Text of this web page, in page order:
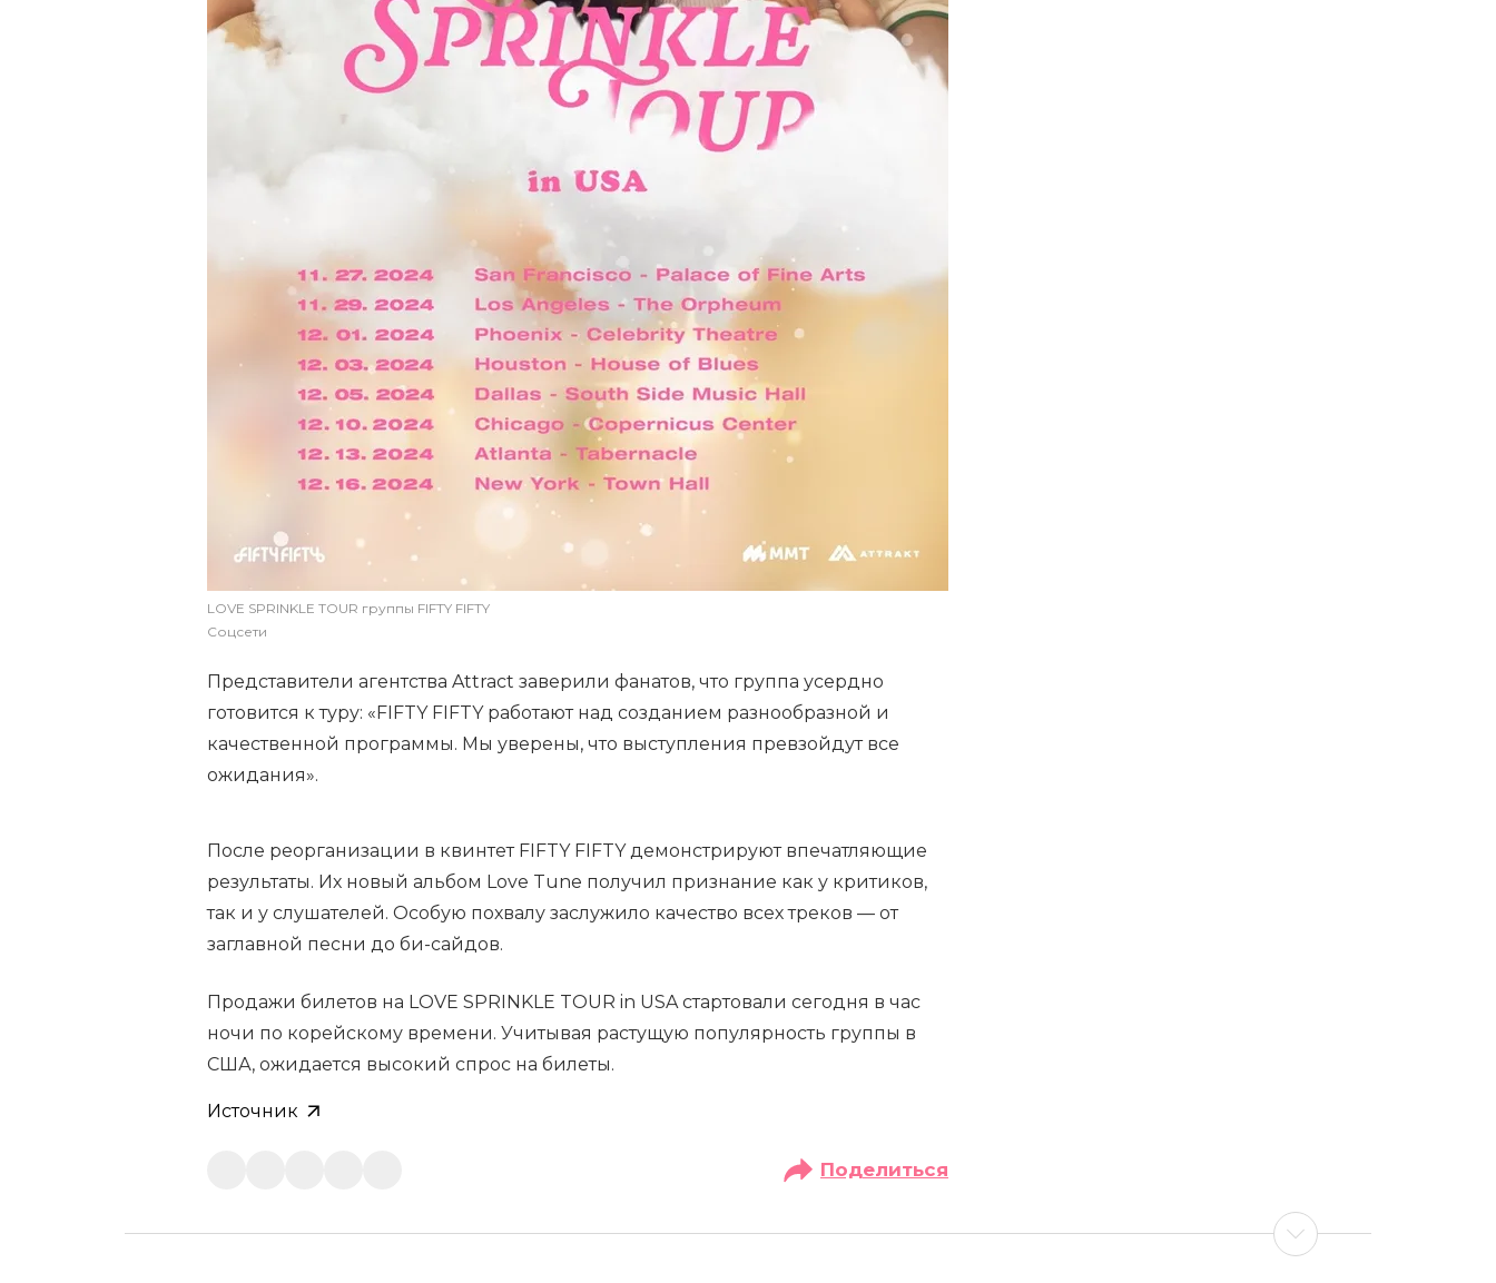
LOVE SPRINKLE TOUR группы FIFTY FIFTY
Соцсети
Представители агентства Attract заверили фанатов, что группа усердно
готовится к туру: «FIFTY FIFTY работают над созданием разнообразной и
качественной программы. Мы уверены, что выступления превзойдут все
ожидания».
После реорганизации в квинтет FIFTY FIFTY демонстрируют впечатляющие
результаты. Их новый альбом Love Tune получил признание как у критиков,
так и у слушателей. Особую похвалу заслужило качество всех треков — от
заглавной песни до би-сайдов.
Продажи билетов на LOVE SPRINKLE TOUR in USA стартовали сегодня в час
ночи по корейскому времени. Учитывая растущую популярность группы в
США, ожидается высокий спрос на билеты.
Источник
Поделиться